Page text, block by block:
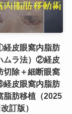
経皮眼窩内脂肪
ムラ法）②経皮
切除＋細断眼窩
経皮眼窩内脂肪
脂肪移植（2025
訂版）